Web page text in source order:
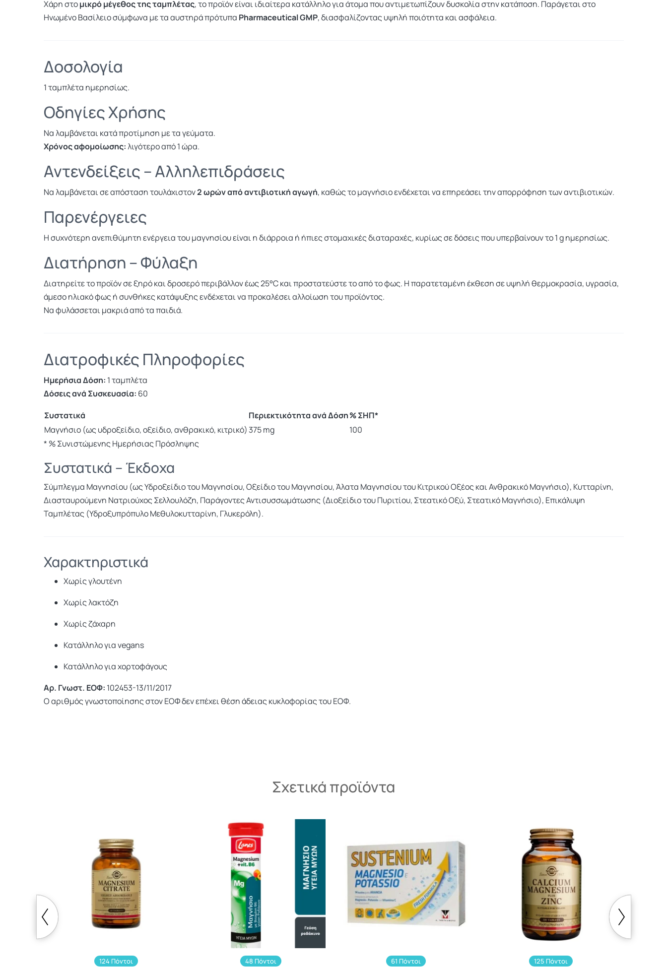
Χάρη στομικρό μέγεθος της ταμπλέτας, το προϊόν είναι ιδιαίτερα κατάλληλο για άτομα που αντιμετωπίζουν δυσκολία στην κατάποση. Παράγεται στο
Ηνωμένο Βασίλειο σύμφωνα με τα αυστηρά πρότυπα Pharmaceutical GMP, διασφαλίζοντας υψηλή ποιότητα και ασφάλεια.
Δοσολογία
1 ταμπλέτα ημερησίως.
Οδηγίες Χρήσης
Να λαμβάνεται κατά προτίμηση με τα γεύματα.
Χρόνος αφομοίωσης:λιγότερο από 1 ώρα.
Αντενδείξεις – Αλληλεπιδράσεις
Να λαμβάνεται σε απόσταση τουλάχιστον2 ωρών από αντιβιοτική αγωγή, καθώς το μαγνήσιο ενδέχεται να επηρεάσει την απορρόφηση των αντιβιοτικών.
Παρενέργειες
Η συχνότερη ανεπιθύμητη ενέργεια του μαγνησίου είναι η διάρροια ή ήπιες στομαχικές διαταραχές, κυρίως σε δόσεις που υπερβαίνουν το 1 g ημερησίως.
Διατήρηση – Φύλαξη
Διατηρείτε το προϊόν σε ξηρό και δροσερό περιβάλλον έως 25°C και προστατεύστε το από το φως. Η παρατεταμένη έκθεση σε υψηλή θερμοκρασία, υγρασία,
άμεσο ηλιακό φως ή συνθήκες κατάψυξης ενδέχεται να προκαλέσει αλλοίωση του προϊόντος.
Να φυλάσσεται μακριά από τα παιδιά.
Διατροφικές Πληροφορίες
Ημερήσια Δόση: 1 ταμπλέτα
Δόσεις ανά Συσκευασία: 60
Συστατικά
Περιεκτικότητα ανά Δόση% ΣΗΠ*
Μαγνήσιο (ως υδροξείδιο, οξείδιο, ανθρακικό, κιτρικό) 375 mg
100
* % Συνιστώμενης Ημερήσιας Πρόσληψης
Συστατικά – Έκδοχα
Σύμπλεγμα Μαγνησίου (ως Υδροξείδιο του Μαγνησίου, Οξείδιο του Μαγνησίου, Άλατα Μαγνησίου του Κιτρικού Οξέος και Ανθρακικό Μαγνήσιο), Κυτταρίνη,
Διασταυρούμενη Νατριούχος Σελλουλόζη, Παράγοντες Αντισυσσωμάτωσης (Διοξείδιο του Πυριτίου, Στεατικό Οξύ, Στεατικό Μαγνήσιο), Επικάλυψη
Ταμπλέτας (Υδροξυπρόπυλο Μεθυλοκυτταρίνη, Γλυκερόλη).
Χαρακτηριστικά
Χωρίς γλουτένη
Χωρίς λακτόζη
Χωρίς ζάχαρη
Κατάλληλο για vegans
Κατάλληλο για χορτοφάγους
Αρ. Γνωστ. ΕΟΦ: 102453-13/11/2017
Ο αριθμός γνωστοποίησης στον ΕΟΦ δεν επέχει θέση άδειας κυκλοφορίας του ΕΟΦ.
Σχετικά προϊόντα
124 Πόντοι 48 Πόντοι 61 Πόντοι 125 Πόντοι